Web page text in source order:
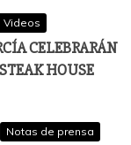
Videos
CELEBRARÁN
HOUSE
Notas de prensa